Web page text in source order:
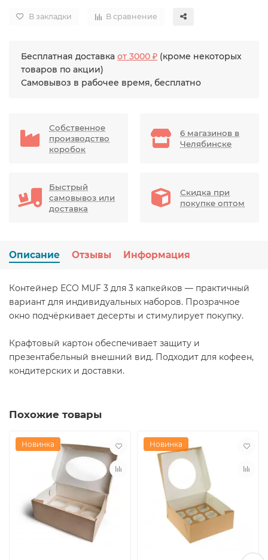
В закладки В сравнение
Бесплатная доставка от 3000 ₽ (кроме некоторых
товаров по акции)
Самовывоз в рабочее время, бесплатно
Собственное
производство
коробок
6 магазинов в
Челябинске
Быстрый
самовывоз или
доставка
Скидка при
покупке оптом
Описание Отзывы Информация
Контейнер ECO MUF 3 для 3 капкейков — практичный
вариант для индивидуальных наборов. Прозрачное
окно подчёркивает десерты и стимулирует покупку.
Крафтовый картон обеспечивает защиту и
презентабельный внешний вид. Подходит для кофеен,
кондитерских и доставки.
Похожие товары
Новинка Новинка